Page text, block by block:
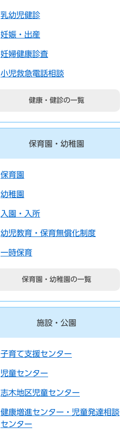
乳幼児健診
妊娠・出産
妊婦健康診査
小児救急電話相談
健康・健診の一覧
保育園・幼稚園
保育園
幼稚園
入園・入所
幼児教育・保育無償化制度
一時保育
保育園・幼稚園の一覧
施設・公園
子育て支援センター
児童センター
志木地区児童センター
健康増進センター・児童発達相談
センター